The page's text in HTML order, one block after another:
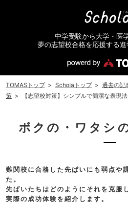
中学受験から大学・医
夢の志望校合格を応援する
TOMASトップ > Scholaトップ > 過去の記
策 > 【志望校対策】シンプルで簡潔な表現
ボクの・ワタシ
難関校に合格した先ぱいにも弱点や
た。
先ぱいたちはどのようにそれを克服
実際の成功体験を紹介します。